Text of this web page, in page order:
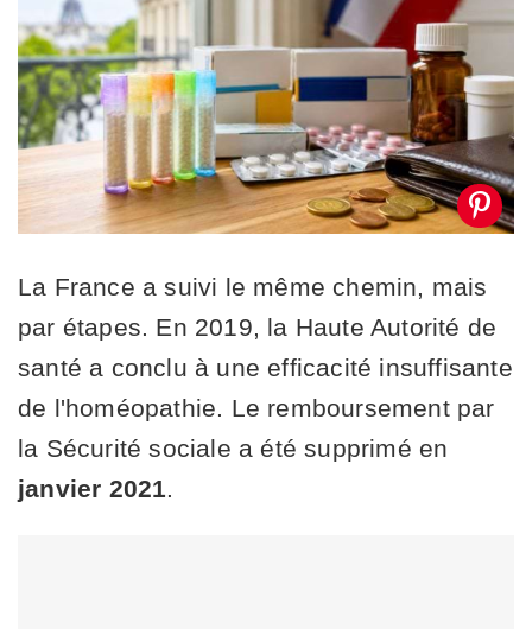
La France a suivi le même chemin, mais
par étapes. En 2019, la Haute Autorité de
santé a conclu à une efficacité insuffisante
de l'homéopathie. Le remboursement par
la Sécurité sociale a été supprimé en
janvier 2021.